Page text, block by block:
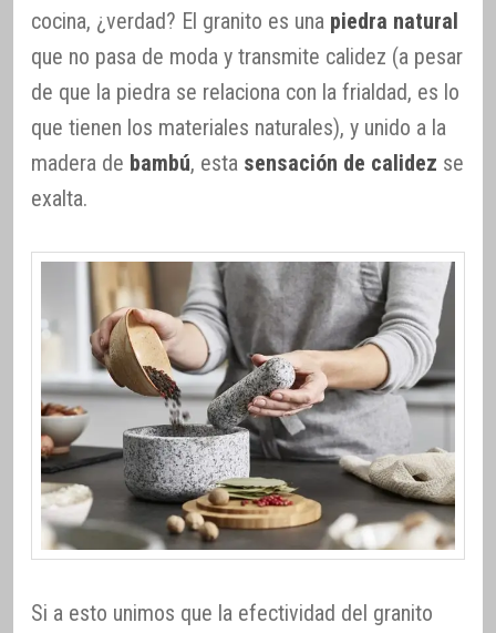
cocina, ¿verdad? El granito es una piedra natural
que no pasa de moda y transmite calidez (a pesar
de que la piedra se relaciona con la frialdad, es lo
que tienen los materiales naturales), y unido a la
madera de bambú, esta sensación de calidez se
exalta.
Si a esto unimos que la efectividad del granito